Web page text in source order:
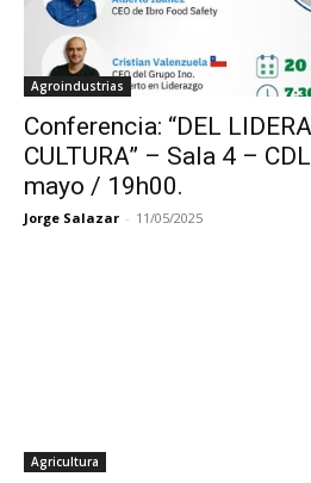
Agroindustrias
Conferencia: “DEL
CULTURA” – Sala 4 –
mayo / 19h00.
Jorge Salazar - 11/05/2025
Agricultura